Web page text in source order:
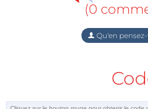
(0
Qu'en